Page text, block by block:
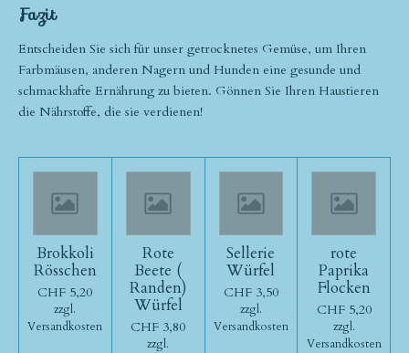
Fazit
Entscheiden Sie sich für unser getrocknetes Gemüse, um Ihren
Farbmäusen, anderen Nagern und Hunden eine gesunde und
schmackhafte Ernährung zu bieten. Gönnen Sie Ihren Haustieren
die Nährstoffe, die sie verdienen!
Brokkoli
Rösschen
CHF 5,20
zzgl.
Versandkosten
Rote
Beete (
Randen)
Würfel
CHF 3,80
zzgl.
Sellerie
Würfel
CHF 3,50
zzgl.
Versandkosten
rote
Paprika
Flocken
CHF 5,20
zzgl.
Versandkosten